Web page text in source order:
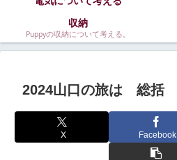
収納
Puppyの収納について考える。
2024山口の旅は 総括
X Facebook